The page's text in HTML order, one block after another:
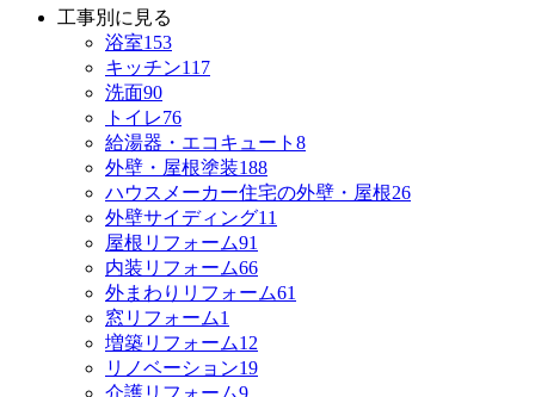
工事別に見る
浴室153
キッチン117
洗面90
トイレ76
給湯器・エコキュート 8
外壁・屋根塗装188
ハウスメーカー住宅の外壁・屋根26
外壁サイディング11
屋根リフォーム91
内装リフォーム66
外まわりリフォーム61
窓リフォーム1
増築リフォーム12
リノベーション19
介護リフォーム9